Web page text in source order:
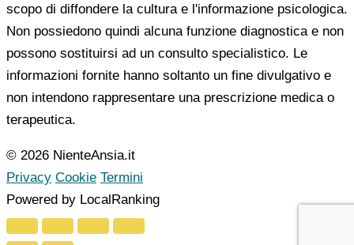
scopo di diffondere la cultura e l'informazione psicologica.
Non possiedono quindi alcuna funzione diagnostica e non
possono sostituirsi ad un consulto specialistico. Le
informazioni fornite hanno soltanto un fine divulgativo e
non intendono rappresentare una prescrizione medica o
terapeutica.
© 2026 NienteAnsia.it
Privacy Cookie Termini
Powered by LocalRanking